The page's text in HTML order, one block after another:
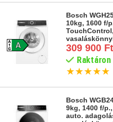
Bosch
10kg, 1600 f/
309 900 Ft
Raktáron
★★★★★
Bosch
9kg, 1400 f/
auto.